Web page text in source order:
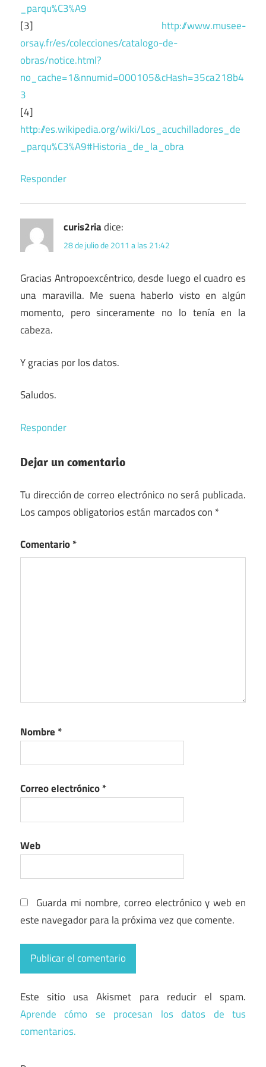
_parqu%C3%A9
[3] http://www.musee-
orsay.fr/es/colecciones/catalogo-de-
obras/notice.html?
no_cache=1&nnumid=000105&cHash=35ca218b4
3
[4]
http://es.wikipedia.org/wiki/Los_acuchilladores_de
_parqu%C3%A9#Historia_de_la_obra
Responder
curis2riadice:
28 de julio de 2011 a las 21:42
Gracias Antropoexcéntrico, desde luego el cuadro es
una maravilla. Me suena haberlo visto en algún
momento, pero sinceramente no lo tenía en la
cabeza.
Y gracias por los datos.
Saludos.
Responder
Dejar un comentario
Tu dirección de correo electrónico no será publicada.
Los campos obligatorios están marcados con *
Comentario*
Nombre *
Correo electrónico*
Web
Guarda mi nombre, correo electrónico y web en
este navegador para la próxima vez que comente.
Este sitio usa Akismet para reducir el spam.
Aprende cómo se procesan los datos de tus
comentarios.